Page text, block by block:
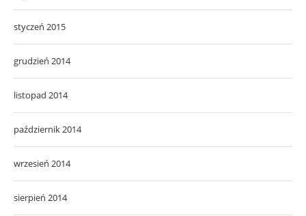
styczeń 2015
grudzień 2014
listopad 2014
październik 2014
wrzesień 2014
sierpień 2014